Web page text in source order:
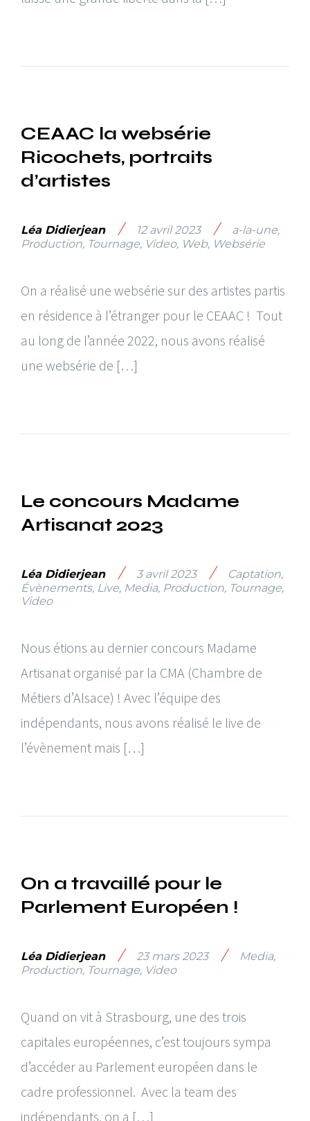
CEAAC la websérie
Ricochets, portraits
d’artistes
Léa Didierjean / 12 avril 2023 / a-la-une,
Production, Tournage, Video, Web, Websérie
On a réalisé une websérie sur des artistes partis
en résidence à l’étranger pour le CEAAC ! Tout
au long de l’année 2022, nous avons réalisé
une websérie de […]
Le concours Madame
Artisanat 2023
Léa Didierjean / 3 avril 2023 / Captation,
Évènements, Live, Media, Production, Tournage,
Video
Nous étions au dernier concours Madame
Artisanat organisé par la CMA (Chambre de
Métiers d’Alsace) ! Avec l’équipe des
indépendants, nous avons réalisé le live de
l’évènement mais […]
On a travaillé pour le
Parlement Européen !
Léa Didierjean / 23 mars 2023 / Media,
Production, Tournage, Video
Quand on vit à Strasbourg, une des trois
capitales européennes, c’est toujours sympa
d’accéder au Parlement européen dans le
cadre professionnel. Avec la team des
indépendants, on a […]